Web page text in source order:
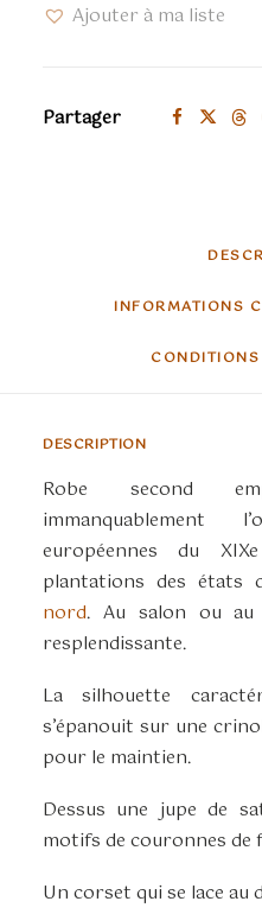
empireAjouter à ma liste
Partager
INFORMATIONS
DESCRIPTION
Robe second
immanquablement
européennes du
plantations des états
nord. Au salon ou au
resplendissante.
La silhouette
s’épanouit sur une
pour le maintien.
Dessus une jupe de
motifs de couronnes de
Un corset qui se lace au